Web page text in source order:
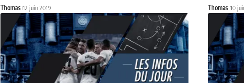
Thomas 12 juin 2019 Thomas 10